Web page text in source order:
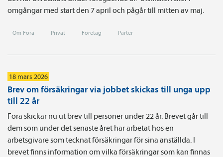
omgångar med start den 7 april och pågår till mitten av maj.
Om Fora Privat Företag Parter
18 mars 2026
Brev om försäkringar via jobbet skickas till unga upp
till 22 år
Fora skickar nu ut brev till personer under 22 år. Brevet går till
dem som under det senaste året har arbetat hos en
arbetsgivare som tecknat försäkringar för sina anställda. I
brevet finns information om vilka försäkringar som kan finnas